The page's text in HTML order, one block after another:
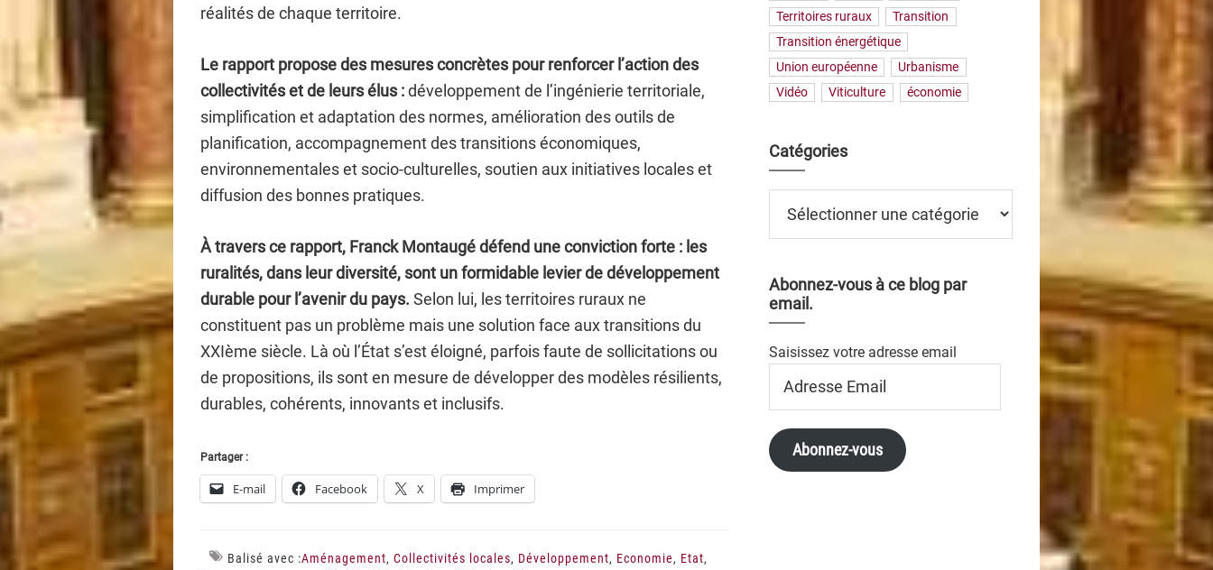
réalités de chaque territoire.
Le rapport propose des mesures concrètes pour renforcer l’action des
collectivités et de leurs élus :développement de l’ingénierie territoriale,
simplification et adaptation des normes, amélioration des outils de
planification, accompagnement des transitions économiques,
environnementales et socio-culturelles, soutien aux initiatives locales et
diffusion des bonnes pratiques.
À travers ce rapport, Franck Montaugé défend une conviction forte : les
ruralités, dans leur diversité, sont un formidable levier de développement
durable pour l’avenir du pays. Selon lui, les territoires ruraux ne
constituent pas un problème mais une solution face aux transitions du
XXIème siècle. Là où l’État s’est éloigné, parfois faute de sollicitations ou
de propositions, ils sont en mesure de développer des modèles résilients,
durables, cohérents, innovants et inclusifs.
Partager :
E-mail Facebook X Imprimer
Balisé avec :Aménagement, Collectivités locales, Développement, Economie, Etat,
Territoires ruraux
Transition
Transition énergétique
Union européenne
Urbanisme
Vidéo
Viticulture économie
Catégories
Abonnez-vous à ce blog par
email.
Saisissez votre adresse email
Email
Abonnez-vous